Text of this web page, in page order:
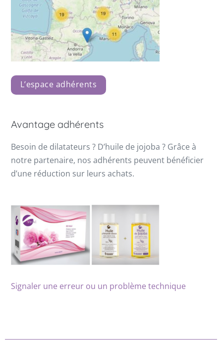
L’espace adhérents
Avantage adhérents
Besoin de dilatateurs ? D’huile de jojoba ? Grâce à
notre partenaire, nos adhérents peuvent bénéficier
d’une réduction sur leurs achats.
Signaler une erreur ou un problème technique